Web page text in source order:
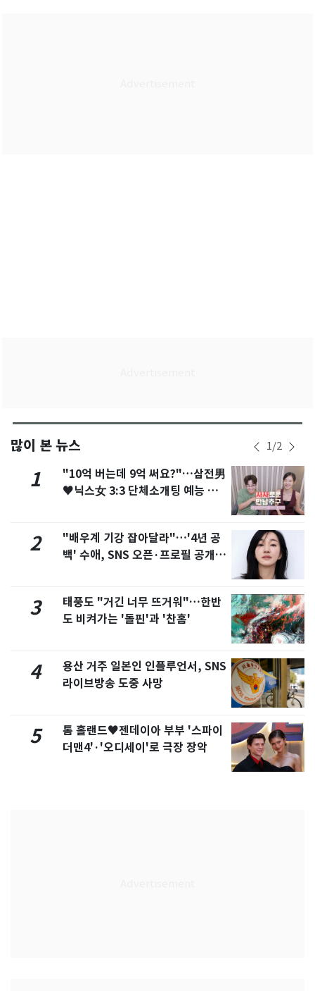
많이 본 뉴스 1/2
1
"10억 버는데 9억 써요?"…삼전男
♥닉스女 3:3 단체소개팅 예능 화
2
"배우계 기강 잡아달라"…'4년 공
백' 수애, SNS 오픈·프로필 공개
3
태풍도 "거긴 너무 뜨거워"…한반
도 비켜가는 '돌핀'과 '찬홈'
4
용산 거주 일본인 인플루언서, SNS
라이브방송 도중 사망
5
톰 홀랜드♥젠데이아 부부 '스파이
더맨4'·'오디세이'로 극장 장악